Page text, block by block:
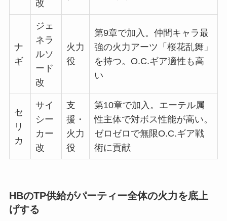
改
ナ
ギ
ジェ
ネラ
ルソ
ード
改
火力
役
第9章で加入。仲間キャラ最
強の火力アーツ「桜花乱舞」
を持つ。O.C.ギア適性も高
い
セ
リ
カ
サイ
シー
カー
改
支
援・
火力
役
第10章で加入。エーテル属
性主体で対ボス性能が高い。
ゼロゼロで無限O.C.ギア戦
術に貢献
HBのTP供給がパーティー全体の火力を底上
げする